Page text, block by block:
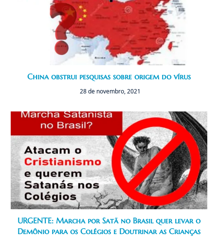
China obstrui pesquisas sobre origem do vírus
28 de novembro, 2021
URGENTE: Marcha por Satã no Brasil quer levar o
Demônio para os Colégios e Doutrinar as Crianças